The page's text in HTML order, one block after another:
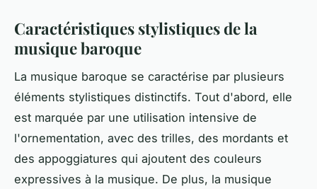
Caractéristiques stylistiques de la
musique baroque
La musique baroque se caractérise par plusieurs
éléments stylistiques distinctifs. Tout d'abord, elle
est marquée par une utilisation intensive de
l'ornementation, avec des trilles, des mordants et
des appoggiatures qui ajoutent des couleurs
expressives à la musique. De plus, la musique